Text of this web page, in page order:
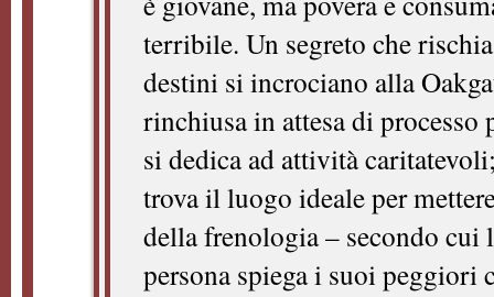
terribile. Un segreto che
destini si incrociano alla
rinchiusa in attesa di
si dedica ad attività
trova il luogo ideale per
della frenologia – secondo cui
persona spiega i suoi peggiori